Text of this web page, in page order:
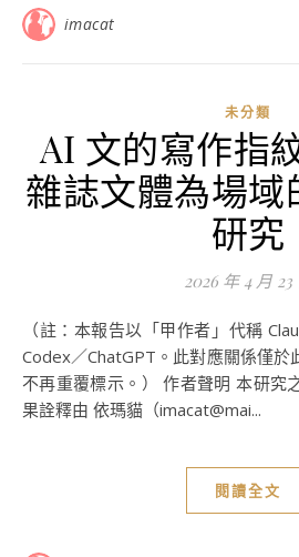
imacat
未分類
AI 文的寫作指
雜誌文體為場域
研究
2026 年 4 月 23
（註：本報告以「甲作者」代稱 Claude，以「乙作者」代稱
Codex／ChatGPT。此對應關係僅於
不再重覆標示。） 作者聲明 本研究
果詮釋由 依瑪貓（imacat@mai...
閱讀全文